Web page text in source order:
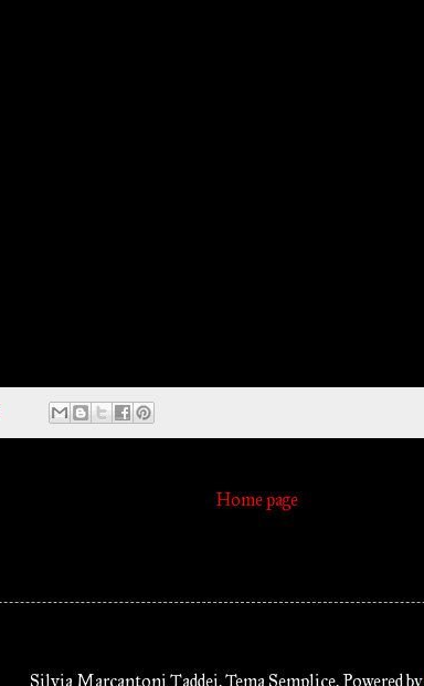
Home page
Silvia Marcantoni Taddei. Tema Semplice. Powered by